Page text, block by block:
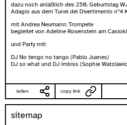
dazu noch anläßlich des 250. Geburtstag
Adagio aus dem Tunel del Divertimento n°4
mit Andrea Neumann: Trompete
begleitet von Adeline Rosenstein am
und Party mit:
DJ No tengo no tango (Pablo Juanes)
DJ so what und DJ imbiss (Sophie
teilen copy link
sitemap